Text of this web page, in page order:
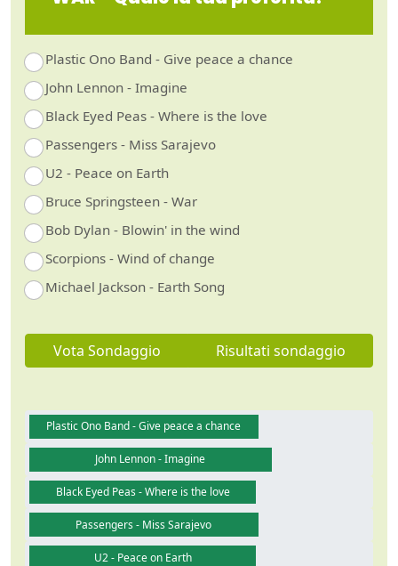
Plastic Ono Band - Give peace a chance
John Lennon - Imagine
Black Eyed Peas - Where is the love
Passengers - Miss Sarajevo
U2 - Peace on Earth
Bruce Springsteen - War
Bob Dylan - Blowin' in the wind
Scorpions - Wind of change
Michael Jackson - Earth Song
Vota Sondaggio Risultati sondaggio
Plastic Ono Band - Give peace a chance
John Lennon - Imagine
Black Eyed Peas - Where is the love
Passengers - Miss Sarajevo
U2 - Peace on Earth